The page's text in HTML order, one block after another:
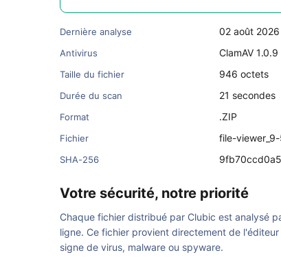
Dernière analyse 02 août 2026
Antivirus ClamAV
Taille du fichier 946 octets
Durée du scan 21 secondes
Format .ZIP
Fichier file-viewer_9-
SHA-256
Votre sécurité, notre priorité
Chaque fichier distribué par Clubic est analysé
ligne. Ce fichier provient directement de
signe de virus, malware ou spyware.